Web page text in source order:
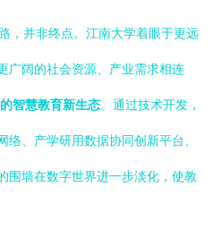
，并非终点。江南大学着眼于更远
广阔的社会资源、产业需求相连
智慧教育新生态。通过技术开发，
、产学研用数据协同创新平台、
围墙在数字世界进一步淡化，使教